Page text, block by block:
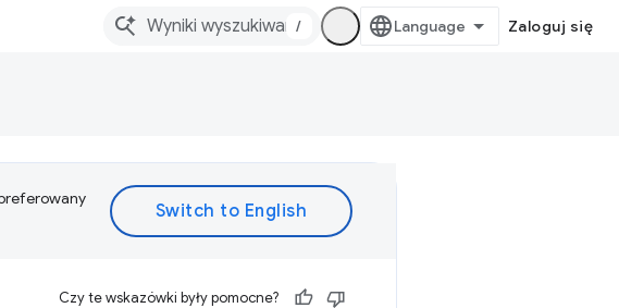
/ Zaloguj się
Czy te wskazówki były pomocne?